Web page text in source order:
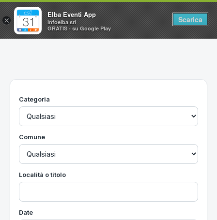
Home
Utilità
Categoria
Comune
Località o titolo
Date
×
Elba Eventi App
Infoelba srl
GRATIS - su Google Play
Scarica